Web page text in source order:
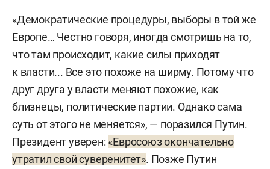
«Демократические процедуры, выборы в той же
Европе… Честно говоря, иногда смотришь на то,
что там происходит, какие силы приходят
к власти... Все это похоже на ширму. Потому что
друг друга у власти меняют похожие, как
близнецы, политические партии. Однако сама
суть от этого не меняется», — поразился Путин.
Президент уверен: «Евросоюз окончательно
утратил свой суверенитет». Позже Путин